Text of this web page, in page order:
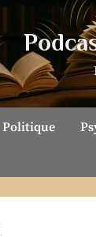
Politique